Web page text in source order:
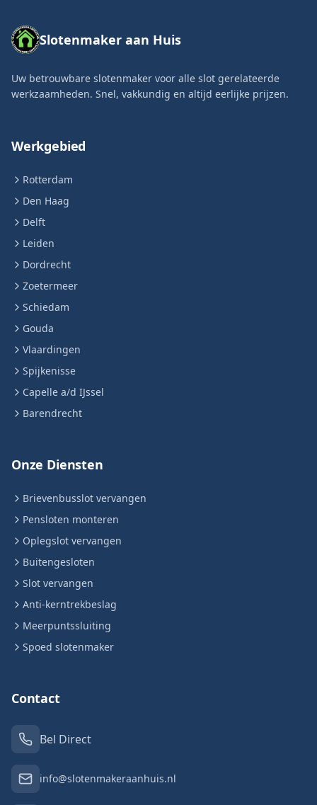
Slotenmaker aan Huis
Uw betrouwbare slotenmaker voor alle slot gerelateerde
werkzaamheden. Snel, vakkundig en altijd eerlijke prijzen.
Werkgebied
Rotterdam
Den Haag
Delft
Leiden
Dordrecht
Zoetermeer
Schiedam
Gouda
Vlaardingen
Spijkenisse
Capelle a/d IJssel
Barendrecht
Onze Diensten
Brievenbusslot vervangen
Pensloten monteren
Oplegslot vervangen
Buitengesloten
Slot vervangen
Anti-kerntrekbeslag
Meerpuntssluiting
Spoed slotenmaker
Contact
Bel Direct
info@slotenmakeraanhuis.nl